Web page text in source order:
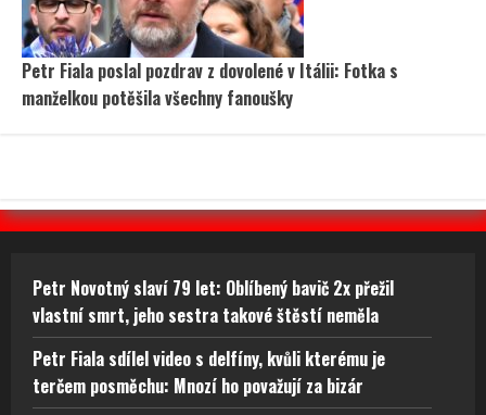
Petr Fiala poslal pozdrav z dovolené v Itálii: Fotka s
manželkou potěšila všechny fanoušky
Petr Novotný slaví 79 let: Oblíbený bavič 2x přežil
vlastní smrt, jeho sestra takové štěstí neměla
Petr Fiala sdílel video s delfíny, kvůli kterému je
terčem posměchu: Mnozí ho považují za bizár